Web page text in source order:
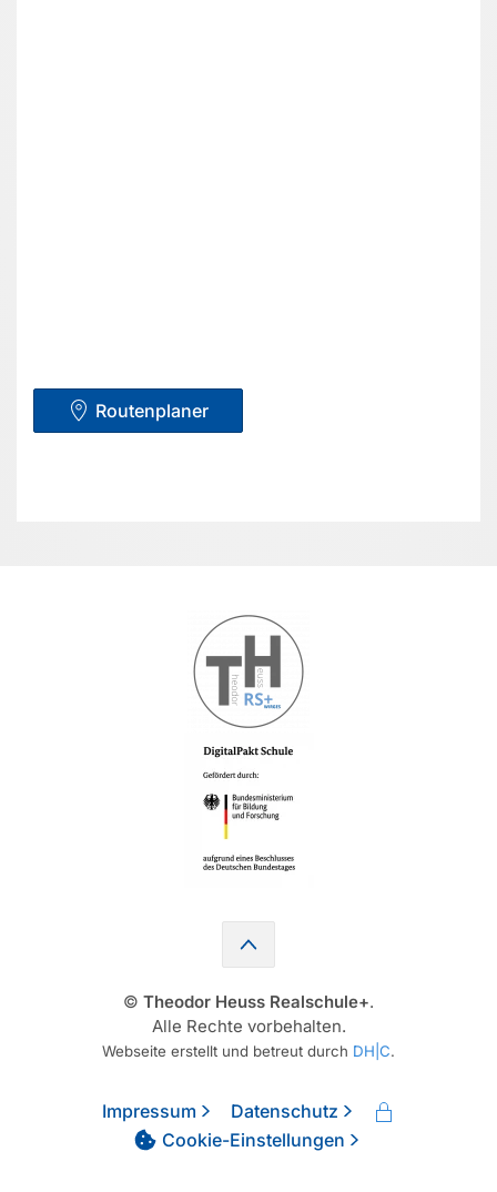
Routenplaner
© Theodor Heuss Realschule+.
Alle Rechte vorbehalten.
Webseite erstellt und betreut durch DH|C.
Impressum
Datenschutz
Cookie-Einstellungen